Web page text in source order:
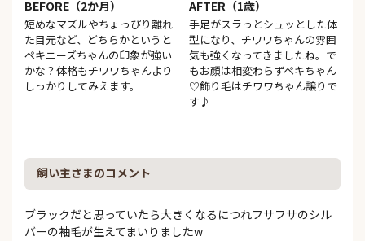
BEFORE（2か月）
短めなマズルやちょっぴり離れ
た目元など、どちらかというと
ペキニーズちゃんの印象が強い
かな？体格もチワワちゃんより
しっかりしてみえます。
AFTER（1歳）
手足がスラっとシュッとした体
型になり、チワワちゃんの雰囲
気も強くなってきましたね。で
もお顔は相変わらずペキちゃん
♡飾り毛はチワワちゃん譲りで
す♪
飼い主さまのコメント
ブラックだと思っていたら大きくなるにつれフサフサのシル
バーの袖毛が生えてまいりましたw